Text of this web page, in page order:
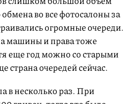
во все фотосалоны за
огромные очереди.
машины и права тоже
еще год можно со старыми
страна очередей сейчас.
в несколько раз. При